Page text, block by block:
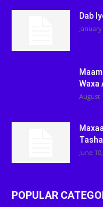
Dab
Waxa
August
June
POPULAR